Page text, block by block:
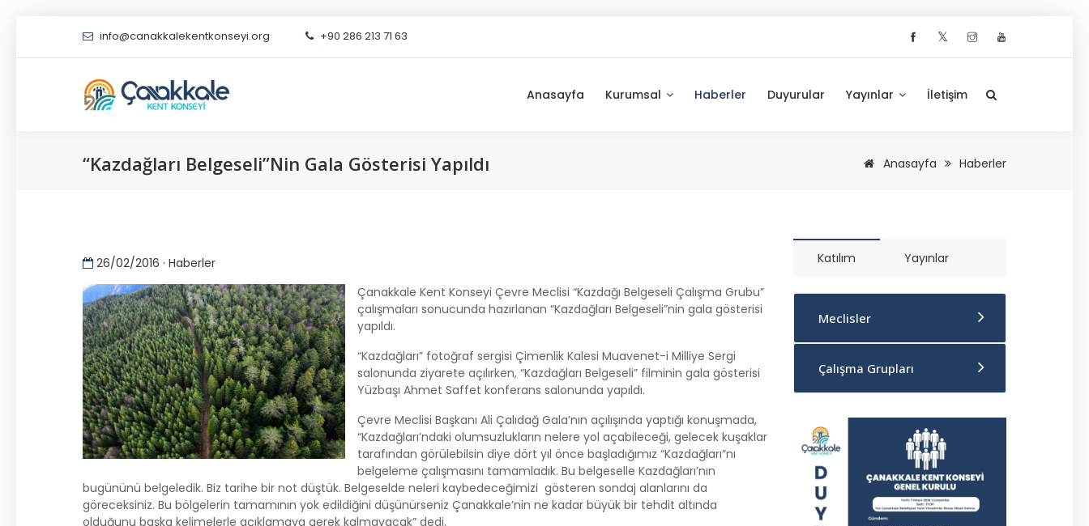
info@canakkalekentkonseyi.org +90 286 213 71 63 𝕏
Anasayfa Kurumsal Haberler Duyurular Yayınlar İletişim
“Kazdağları Belgeseli”nin Gala Gösterisi Yapıldı Anasayfa Haberler
26/02/2016 · Haberler
Çanakkale Kent Konseyi Çevre Meclisi “Kazdağı Belgeseli Çalışma Grubu”
çalışmaları sonucunda hazırlanan “Kazdağları Belgeseli”nin gala gösterisi
yapıldı.
“Kazdağları” fotoğraf sergisi Çimenlik Kalesi Muavenet-i Milliye Sergi
salonunda ziyarete açılırken, “Kazdağları Belgeseli” filminin gala gösterisi
Yüzbaşı Ahmet Saffet konferans salonunda yapıldı.
Çevre Meclisi Başkanı Ali Çalıdağ Gala’nın açılışında yaptığı konuşmada,
“Kazdağları’ndaki olumsuzlukların nelere yol açabileceği, gelecek kuşaklar
tarafından görülebilsin diye dört yıl önce başladığımız “Kazdağları”nı
belgeleme çalışmasını tamamladık. Bu belgeselle Kazdağları’nın
bugününü belgeledik. Biz tarihe bir not düştük. Belgeselde neleri kaybedeceğimizi gösteren sondaj alanlarını da
göreceksiniz. Bu bölgelerin tamamının yok edildiğini düşünürseniz Çanakkale’nin ne kadar büyük bir tehdit altında
olduğunu başka kelimelerle açıklamaya gerek kalmayacak” dedi.
Katılım Yayınlar
Meclisler
Çalışma Grupları